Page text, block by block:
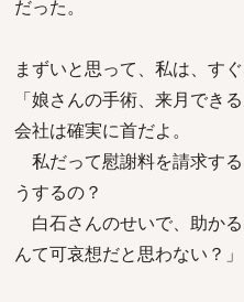
だった。
まずいと思って、私は、すぐ
「娘さんの手術、来月でき
会社は確実に首だよ。
私だって慰謝料を請求す
うするの？
白石さんのせいで、助か
んて可哀想だと思わない？」